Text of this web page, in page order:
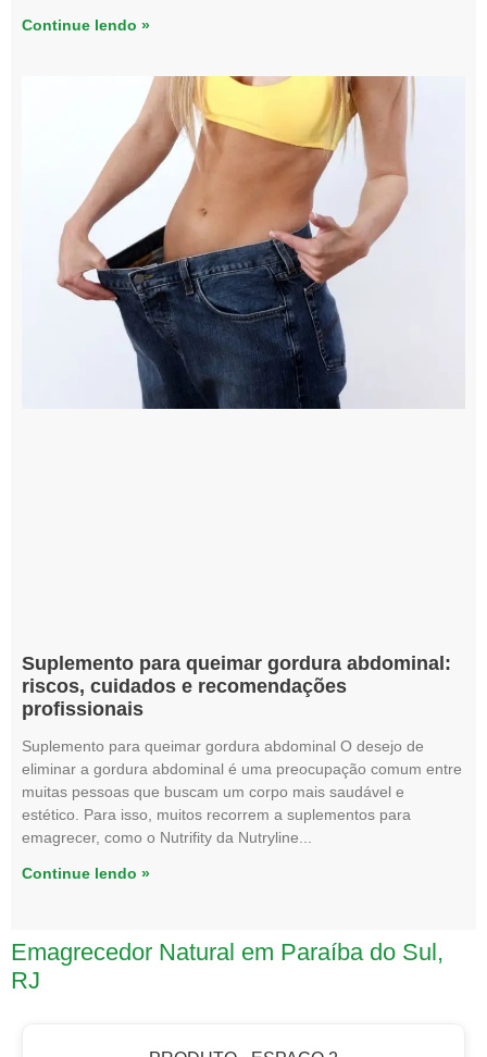
Continue lendo »
Suplemento para queimar gordura abdominal:
riscos, cuidados e recomendações
profissionais
Suplemento para queimar gordura abdominal O desejo de
eliminar a gordura abdominal é uma preocupação comum entre
muitas pessoas que buscam um corpo mais saudável e
estético. Para isso, muitos recorrem a suplementos para
emagrecer, como o Nutrifity da Nutryline
Continue lendo »
Emagrecedor Natural em Paraíba do Sul,
RJ